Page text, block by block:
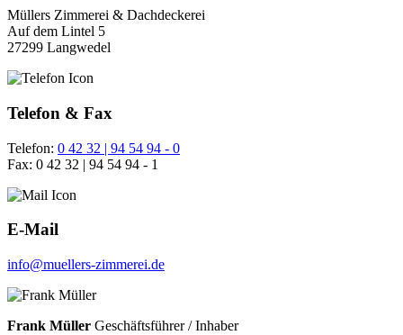
Müllers Zimmerei & Dachdeckerei
Auf dem Lintel 5
27299 Langwedel
Telefon & Fax
Telefon: 0 42 32 | 94 54 94 - 0
Fax: 0 42 32 | 94 54 94 - 1
E-Mail
info@muellers-zimmerei.de
Frank Müller Geschäftsführer / Inhaber